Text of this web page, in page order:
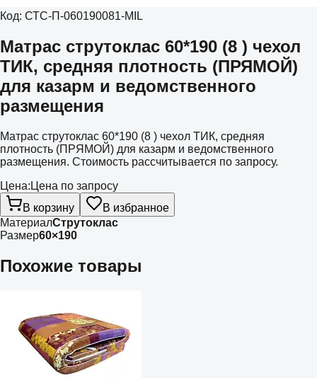
Код: СТС-П-060190081-MIL
Матрас струтоклас 60*190 (8 ) чехол
ТИК, средняя плотность (ПРЯМОЙ)
для казарм и ведомственного
размещения
Матрас струтоклас 60*190 (8 ) чехол ТИК, средняя
плотность (ПРЯМОЙ) для казарм и ведомственного
размещения. Стоимость рассчитывается по запросу.
Цена: Цена по запросу
В корзину
В избранное
МатериалСтрутоклас
Размер60×190
Похожие товары